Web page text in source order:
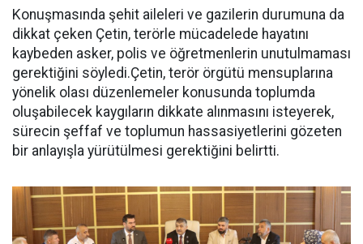
Konuşmasında şehit aileleri ve gazilerin durumuna da
dikkat çeken Çetin, terörle mücadelede hayatını
kaybeden asker, polis ve öğretmenlerin unutulmaması
gerektiğini söyledi.Çetin, terör örgütü mensuplarına
yönelik olası düzenlemeler konusunda toplumda
oluşabilecek kaygıların dikkate alınmasını isteyerek,
sürecin şeffaf ve toplumun hassasiyetlerini gözeten
bir anlayışla yürütülmesi gerektiğini belirtti.